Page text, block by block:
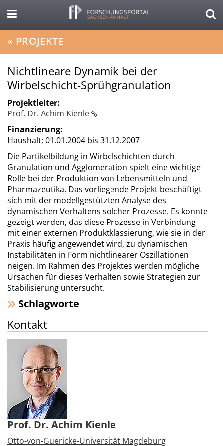
« PROJEKTE
Nichtlineare Dynamik bei der
Wirbelschicht-Sprühgranulation
Projektleiter:
Prof. Dr. Achim Kienle
Finanzierung:
Haushalt; 01.01.2004 bis 31.12.2007
Die Partikelbildung in Wirbelschichten durch
Granulation und Agglomeration spielt eine wichtige
Rolle bei der Produktion von Lebensmitteln und
Pharmazeutika. Das vorliegende Projekt beschäftigt
sich mit der modellgestützten Analyse des
dynamischen Verhaltens solcher Prozesse. Es konnte
gezeigt werden, das diese Prozesse in Verbindung
mit einer externen Produktklassierung, wie sie in der
Praxis häufig angewendet wird, zu dynamischen
Instabilitäten in Form nichtlinearer Oszillationen
neigen. Im Rahmen des Projektes werden mögliche
Ursachen für dieses Verhalten sowie Strategien zur
Stabilisierung untersucht.
Schlagworte
Kontakt
Prof. Dr. Achim Kienle
Otto-von-Guericke-Universität Magdeburg